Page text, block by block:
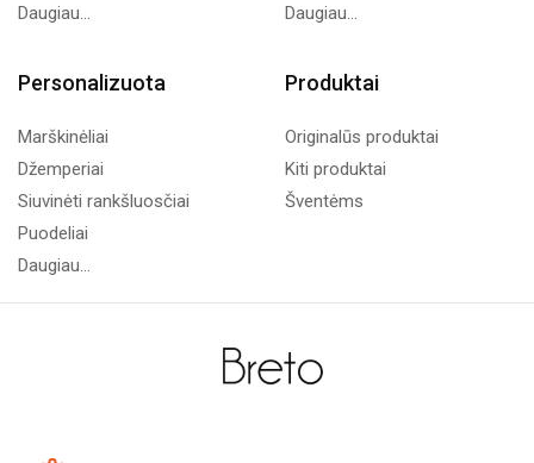
Daugiau...
Daugiau...
Personalizuota
Marškinėliai
Džemperiai
Siuvinėti rankšluosčiai
Puodeliai
Daugiau...
Produktai
Originalūs produktai
Kiti produktai
Šventėms